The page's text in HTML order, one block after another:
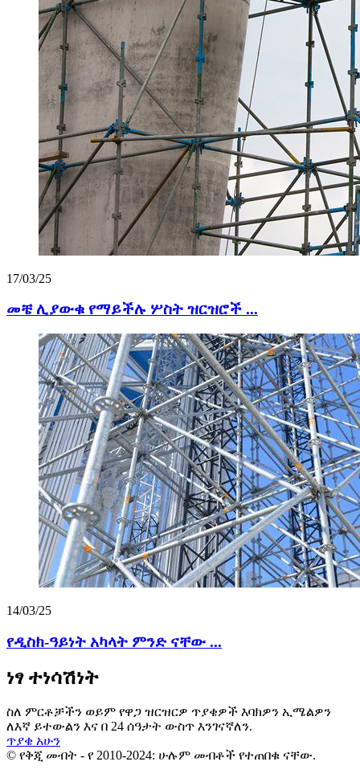
17/03/25
መቼ ሊያውቁ የማይችሉ ሦስት ዝርዝሮች ...
14/03/25
የዲስክ-ዓይነት አካላት ምንድ ናቸው ...
ነፃ ተነሳሽነት
ስለ ምርቶቻችን ወይም የዋጋ ዝርዝርዎ ጥያቄዎች እባክዎን ኢሜልዎን
ለእኛ ይተውልን እና በ 24 ሰዓታት ውስጥ እንገናኛለን.
ጥያቄ አሁን
© የቅጂ መብት - የ 2010-2024: ሁሉም መብቶች የተጠበቁ ናቸው.